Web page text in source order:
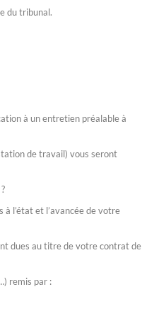
du tribunal.
à un entretien préalable à
de travail) vous seront
l’état et l’avancée de votre
dues au titre de votre contrat de
remis par :